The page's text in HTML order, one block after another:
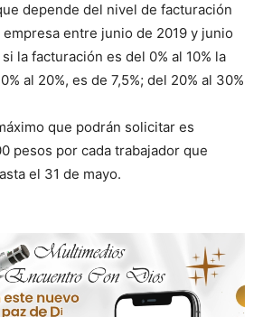
depende del nivel de facturación
empresa entre junio de 2019 y junio
la facturación es del 0% al 10% la
al 20%, es de 7,5%; del 20% al 30%
que podrán solicitar es
pesos por cada trabajador que
el 31 de mayo.